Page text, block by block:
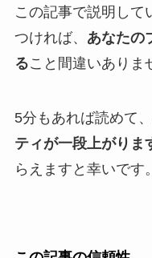
この記事で説明して
つければ、 あなたの
ること間違いありま
5分もあれば読めて、
ティが一段上がりま
らえますと幸いです。